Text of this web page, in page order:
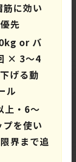
に効い
先
or バ
× 3〜4
げる動
ル
・6〜
を使い
界まで追